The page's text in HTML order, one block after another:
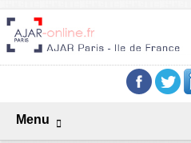
Menu